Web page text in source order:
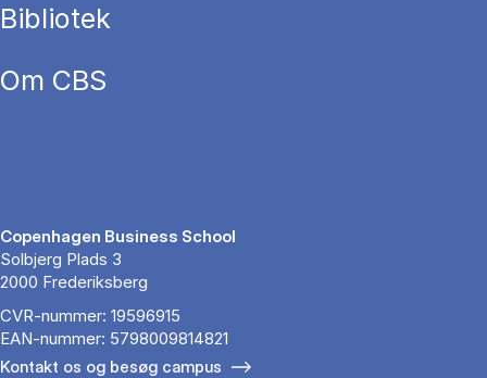
Bibliotek
Om CBS
Copenhagen Business School
Solbjerg Plads 3
2000 Frederiksberg
CVR-nummer: 19596915
EAN-nummer: 5798009814821
Kontakt os og besøg campus